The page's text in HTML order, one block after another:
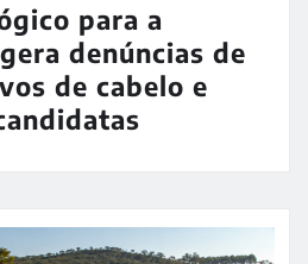
para a
denúncias de
de cabelo e